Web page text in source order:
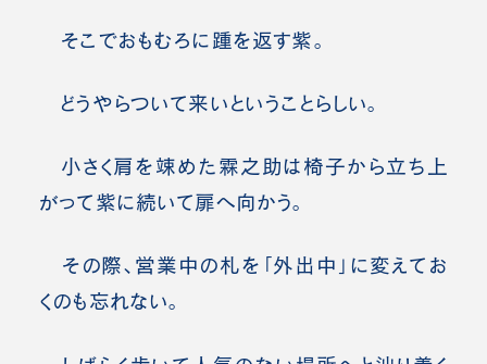
そこでおもむろに踵を返す紫。
どうやらついて来いということらしい。
小さく肩を竦めた霖之助は椅子から立ち上
がって紫に続いて扉へ向かう。
その際、営業中の札を「外出中」に変えてお
くのも忘れない。